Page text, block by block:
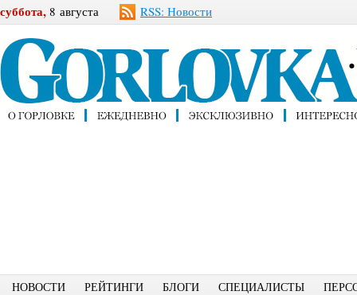
суббота, 8 августа RSS: Новости
НОВОСТИ РЕЙТИНГИ БЛОГИ СПЕЦИАЛИСТЫ